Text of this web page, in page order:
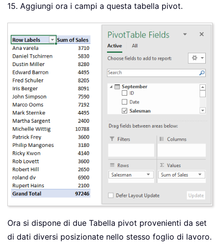
15. Aggiungi ora i campi a questa tabella pivot.
Ora si dispone di due Tabella pivot provenienti da set
di dati diversi posizionate nello stesso foglio di lavoro.